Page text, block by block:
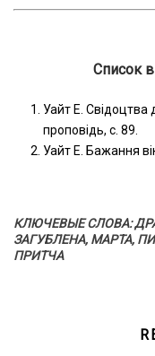
Список
Уайт Е. Свідоцтва
проповідь, с. 89.
Уайт Е. Бажання
КЛЮЧЕВЫЕ СЛОВА:
ЗАГУБЛЕНА, МАРТА,
ПРИТЧА